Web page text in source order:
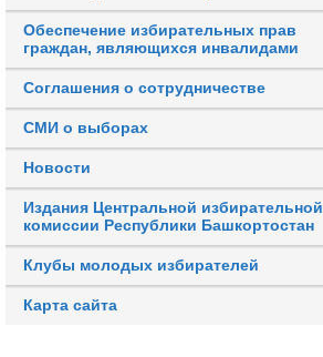
Обеспечение избирательных прав
граждан, являющихся инвалидами
Соглашения о сотрудничестве
СМИ о выборах
Новости
Издания Центральной избирательной
комиссии Республики Башкортостан
Клубы молодых избирателей
Карта сайта